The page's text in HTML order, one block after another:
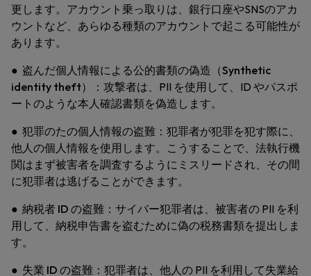
更します。アカウント乗っ取りは、銀行口座やSNSのアカ
ウントなど、あらゆる種類のアカウントで起こる可能性が
あります。
● 盗んだ個人情報による公的書類の偽造（Synthetic
identity theft）： 攻撃者は、PII を使用して、ID やパスポ
ートのような本人確認書類を偽造します。
● 犯罪のたの個人情報の盗難： 犯罪者が犯罪を犯す際に、
他人の個人情報を使用します。こうすることで、法執行機
関はまず被害者を調査するようにミスリードされ、その間
に犯罪者は逃げることができます。
● 納税者 ID の盗難： サイバー犯罪者は、被害者の PII を利
用して、納税申告書を盗むために偽の税務書類を提出しま
す。
● 失業 ID の盗難： 犯罪者は、他人の PII を利用して失業給